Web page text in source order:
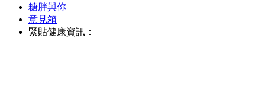
糖胖與你
意見箱
緊貼健康資訊：